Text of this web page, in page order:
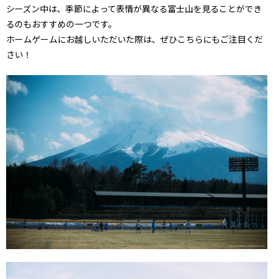
シーズン中は、季節によって表情が異なる富士山を見ることができ
るのもおすすめの一つです。
ホームゲームにお越しいただいた際は、ぜひこちらにもご注目くだ
さい！